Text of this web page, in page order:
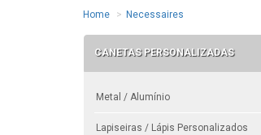
Home Necessaires
CANETAS PERSONALIZADAS
Metal / Alumínio
Lapiseiras / Lápis Personalizados